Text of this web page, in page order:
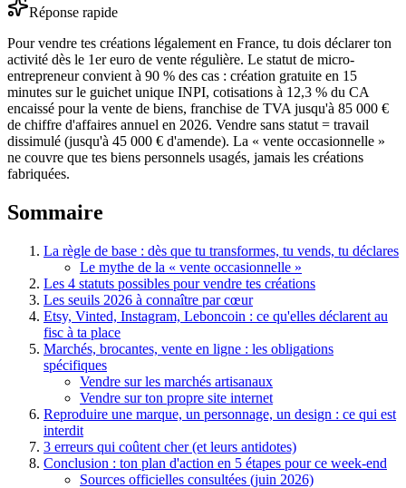
Réponse rapide
Pour vendre tes créations légalement en France, tu dois déclarer ton
activité dès le 1er euro de vente régulière. Le statut de micro-
entrepreneur convient à 90 % des cas : création gratuite en 15
minutes sur le guichet unique INPI, cotisations à 12,3 % du CA
encaissé pour la vente de biens, franchise de TVA jusqu'à 85 000 €
de chiffre d'affaires annuel en 2026. Vendre sans statut = travail
dissimulé (jusqu'à 45 000 € d'amende). La « vente occasionnelle »
ne couvre que tes biens personnels usagés, jamais les créations
fabriquées.
Sommaire
La règle de base : dès que tu transformes, tu vends, tu déclares
Le mythe de la « vente occasionnelle »
Les 4 statuts possibles pour vendre tes créations
Les seuils 2026 à connaître par cœur
Etsy, Vinted, Instagram, Leboncoin : ce qu'elles déclarent au
fisc à ta place
Marchés, brocantes, vente en ligne : les obligations
spécifiques
Vendre sur les marchés artisanaux
Vendre sur ton propre site internet
Reproduire une marque, un personnage, un design : ce qui est
interdit
3 erreurs qui coûtent cher (et leurs antidotes)
Conclusion : ton plan d'action en 5 étapes pour ce week-end
Sources officielles consultées (juin 2026)